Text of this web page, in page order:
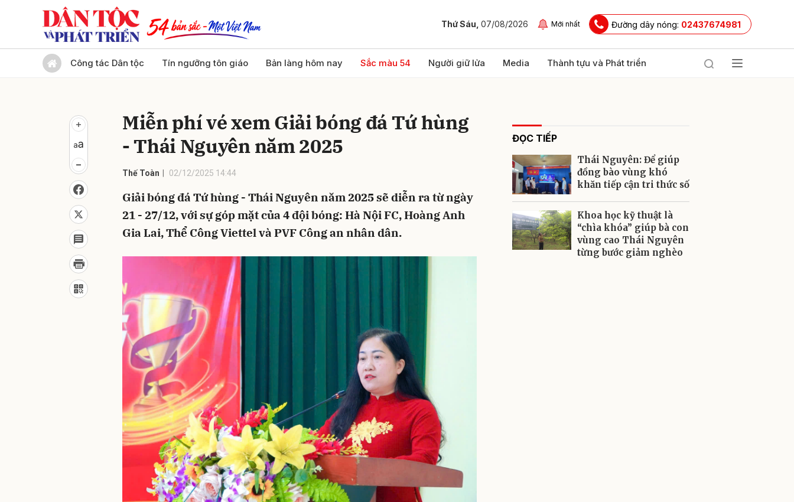
Thứ Sáu, 07/08/2026 Mới nhất Đường dây nóng: 02437674981
Công tác Dân tộc Tín ngưỡng tôn giáo Bản làng hôm nay Sắc màu 54 Người giữ lửa Media Thành tựu và Phát triển
Miễn phí vé xem Giải bóng đá Tứ hùng
- Thái Nguyên năm 2025
Thế Toàn 02/12/2025 14:44
Giải bóng đá Tứ hùng - Thái Nguyên năm 2025 sẽ diễn ra từ ngày
21 - 27/12, với sự góp mặt của 4 đội bóng: Hà Nội FC, Hoàng Anh
Gia Lai, Thể Công Viettel và PVF Công an nhân dân.
ĐỌC TIẾP
Thái Nguyên: Để giúp
đồng bào vùng khó
khăn tiếp cận tri thức số
Khoa học kỹ thuật là
“chìa khóa” giúp bà con
vùng cao Thái Nguyên
từng bước giảm nghèo
Gửi bình luận
Hủy Gửi